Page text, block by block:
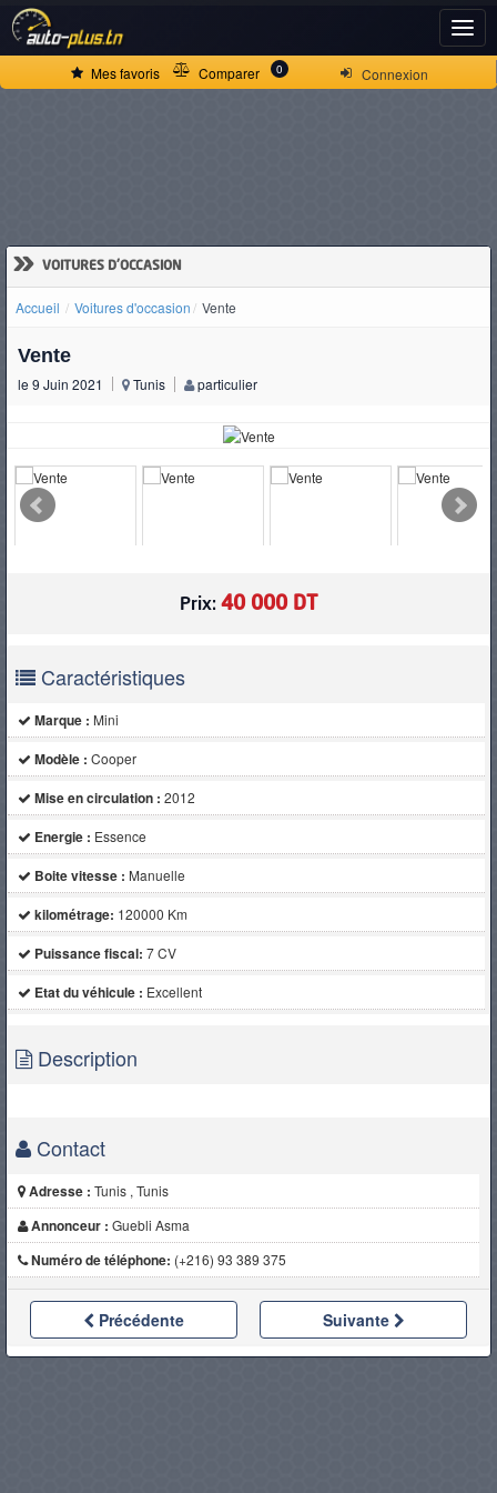
Connexion
Mes favoris Comparer 0
» VOITURES D'OCCASION
Accueil Voitures d'occasion Vente
Vente
le 9 Juin 2021 Tunis particulier
Prix: 40 000 DT
Caractéristiques
Marque : Mini
Modèle : Cooper
Mise en circulation : 2012
Energie : Essence
Boite vitesse : Manuelle
kilométrage: 120000 Km
Puissance fiscal: 7 CV
Etat du véhicule : Excellent
Description
Contact
Adresse : Tunis , Tunis
Annonceur : Guebli Asma
Numéro de téléphone: (+216) 93 389 375
Précédente Suivante
ACCUEIL
D'OCCASION